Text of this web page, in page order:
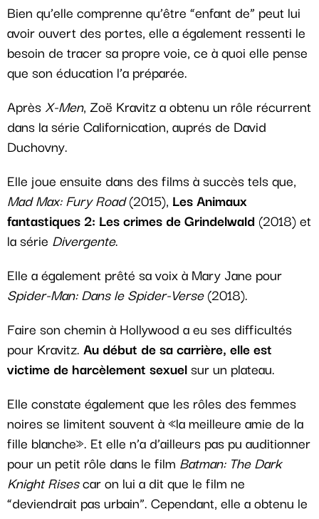
Bien qu’elle comprenne qu’être “enfant de” peut lui
avoir ouvert des portes, elle a également ressenti le
besoin de tracer sa propre voie, ce à quoi elle pense
que son éducation l’a préparée.
AprèsX-Men, Zoë Kravitz a obtenu un rôle récurrent
dans la série Californication, auprés de David
Duchovny.
Elle joue ensuite dans des films à succès tels que,
Mad Max: Fury Road(2015), Les Animaux
fantastiques 2: Les crimes de Grindelwald (2018) et
la série Divergente.
Elle a également prêté sa voix à Mary Jane pour
Spider-Man: Dans le Spider-Verse(2018).
Faire son chemin à Hollywood a eu ses difficultés
pour Kravitz. Au début de sa carrière, elle est
victime de harcèlement sexuelsur un plateau.
Elle constate également que les rôles des femmes
noires se limitent souvent à «la meilleure amie de la
fille blanche». Et elle n’a d’ailleurs pas pu auditionner
pour un petit rôle dans le film Batman: The Dark
Knight Risescar on lui a dit que le film ne
“deviendrait pas urbain”. Cependant, elle a obtenu le